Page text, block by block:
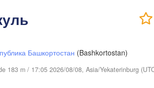
Башкортостан (Bashkortostan)
183 m / 17:05 2026/08/08, Asia/Yekaterinburg